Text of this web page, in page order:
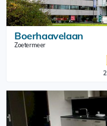
Boerhaavelaan
Zoetermeer